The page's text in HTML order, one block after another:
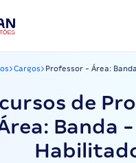
Cargos Professor - Área:
de
Banda